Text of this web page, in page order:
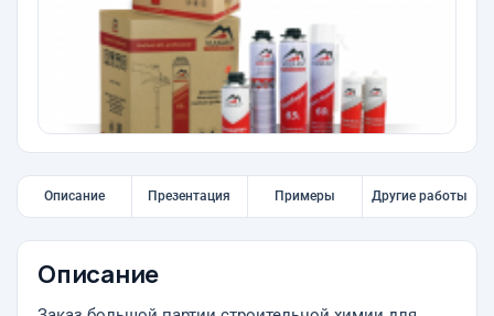
Описание Презентация Примеры Другие работы
Описание